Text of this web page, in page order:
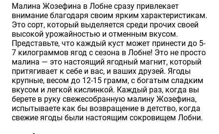
Малина Жозефина в Лобне сразу привлекает
внимание благодаря своим ярким характеристикам.
Это сорт, который выделяется среди прочих своей
высокой урожайностью и отменным вкусом.
Представьте, что каждый куст может принести до 5-
7 килограммов ягод с сезона в Лобне! Это не просто
малина — это настоящий ягодный магнит, который
притягивает к себе и вас, и ваших друзей. Ягоды
крупные, весом до 12-15 грамм, с богатым сладким
вкусом и легкой кислинкой. Каждый раз, когда вы
берете в руку свежесобранную малину Жозефина,
испытываете как бы возвращение в детство, когда
свежие ягоды были настоящим сокровищем Лобни.